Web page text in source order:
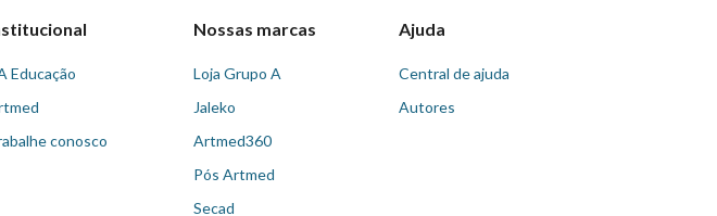
Educação
conosco
Nossas marcas
Loja Grupo A
Jaleko
Artmed360
Pós Artmed
Secad
Ajuda
Central de ajuda
Autores